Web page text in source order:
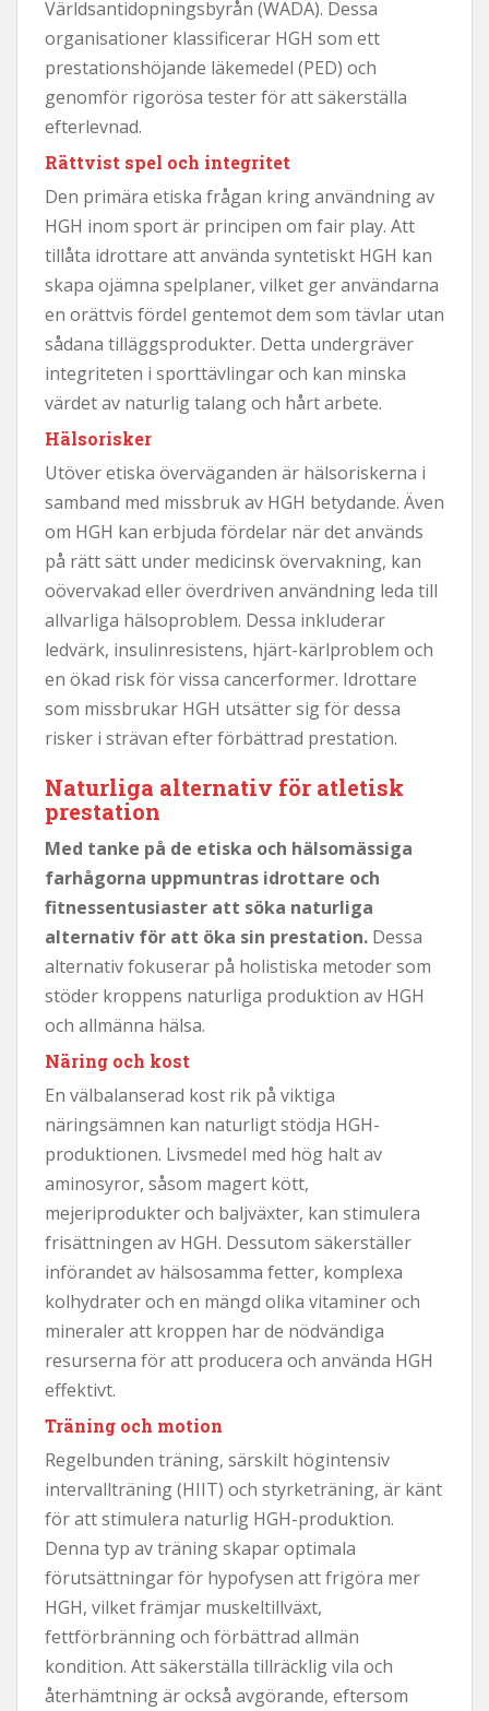
Världsantidopningsbyrån (WADA). Dessa
organisationer klassificerar HGH som ett
prestationshöjande läkemedel (PED) och
genomför rigorösa tester för att säkerställa
efterlevnad.
Rättvist spel och integritet
Den primära etiska frågan kring användning av
HGH inom sport är principen om fair play. Att
tillåta idrottare att använda syntetiskt HGH kan
skapa ojämna spelplaner, vilket ger användarna
en orättvis fördel gentemot dem som tävlar utan
sådana tilläggsprodukter. Detta undergräver
integriteten i sporttävlingar och kan minska
värdet av naturlig talang och hårt arbete.
Hälsorisker
Utöver etiska överväganden är hälsoriskerna i
samband med missbruk av HGH betydande. Även
om HGH kan erbjuda fördelar när det används
på rätt sätt under medicinsk övervakning, kan
oövervakad eller överdriven användning leda till
allvarliga hälsoproblem. Dessa inkluderar
ledvärk, insulinresistens, hjärt-kärlproblem och
en ökad risk för vissa cancerformer. Idrottare
som missbrukar HGH utsätter sig för dessa
risker i strävan efter förbättrad prestation.
Naturliga alternativ för atletisk
prestation
Med tanke på de etiska och hälsomässiga
farhågorna uppmuntras idrottare och
fitnessentusiaster att söka naturliga
alternativ för att öka sin prestation. Dessa
alternativ fokuserar på holistiska metoder som
stöder kroppens naturliga produktion av HGH
och allmänna hälsa.
Näring och kost
En välbalanserad kost rik på viktiga
näringsämnen kan naturligt stödja HGH-
produktionen. Livsmedel med hög halt av
aminosyror, såsom magert kött,
mejeriprodukter och baljväxter, kan stimulera
frisättningen av HGH. Dessutom säkerställer
införandet av hälsosamma fetter, komplexa
kolhydrater och en mängd olika vitaminer och
mineraler att kroppen har de nödvändiga
resurserna för att producera och använda HGH
effektivt.
Träning och motion
Regelbunden träning, särskilt högintensiv
intervallträning (HIIT) och styrketräning, är känt
för att stimulera naturlig HGH-produktion.
Denna typ av träning skapar optimala
förutsättningar för hypofysen att frigöra mer
HGH, vilket främjar muskeltillväxt,
fettförbränning och förbättrad allmän
kondition. Att säkerställa tillräcklig vila och
återhämtning är också avgörande, eftersom